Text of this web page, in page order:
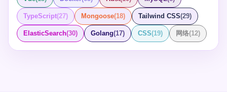
TypeScript(27) Mongoose(18) Tailwind CSS(29)
ElasticSearch(30) Golang(17) CSS(19) 网络(12)